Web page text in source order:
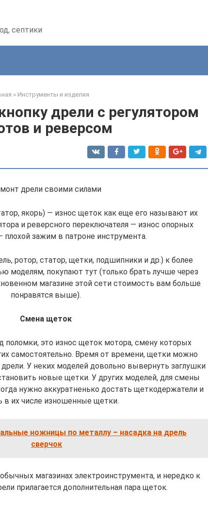
септики
» Инструменты и изделия
дрели с регулятором
и реверсом
дрели своими силами
якорь) — износ щеток как еще его называют их
и реверсного переключателя — износ опорных
зажим в патроне инструмента.
ротор, статор, щетки, подшипники и др.) к более
моделям, покупают тут (только брать лучше через
магазине этой сети стоимость вам больше
понравятся выше).
Смена щеток
поломки, это износ щеток мотора, смену которых
самостоятельно. Время от времени, щетки можно
У неких моделей довольно вывернуть заглушки
новые щетки. У других моделей, для смены
нужно аккуратненько достать щеткодержатели и
в их числе изношенные щетки.
ножницы по металлу – насадка на дрель
сверчок
магазинах электроинструмента, и нередко к
прилагается дополнительная пара щеток.